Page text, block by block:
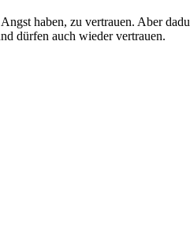
haben, zu vertrauen. Aber
dürfen auch wieder vertrauen.